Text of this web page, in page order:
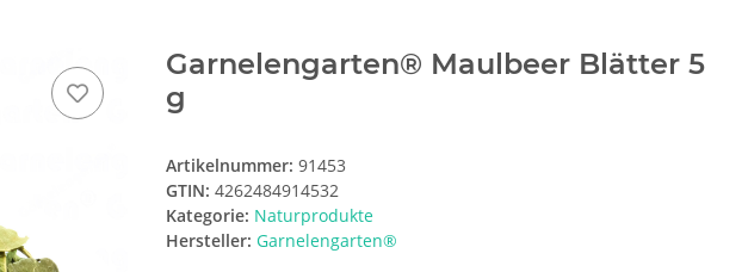
Garnelengarten® Maulbeer Blätter 5
g
Artikelnummer: 91453
GTIN: 4262484914532
Kategorie: Naturprodukte
Hersteller: Garnelengarten®